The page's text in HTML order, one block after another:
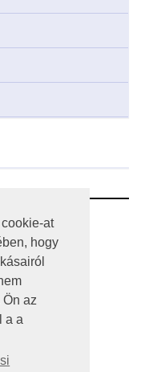
at
hogy
az
a a